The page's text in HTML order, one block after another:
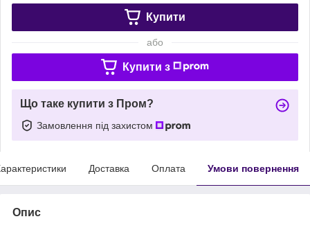
Купити
або
Купити з
Що таке купити з Пром?
Замовлення під захистом
Доставка Оплата Умови повернення
Опис